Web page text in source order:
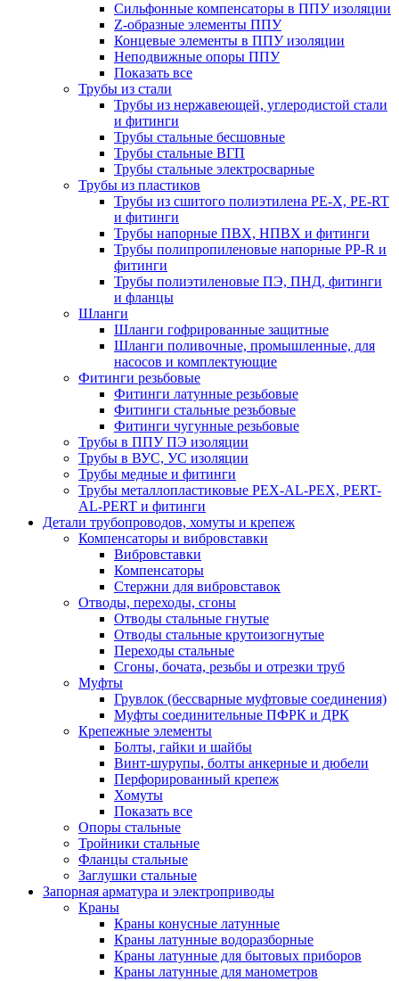
Cильфонные компенсаторы в ППУ изоляции
Z-образные элементы ППУ
Концевые элементы в ППУ изоляции
Неподвижные опоры ППУ
Показать все
Трубы из стали
Трубы из нержавеющей, углеродистой стали
и фитинги
Трубы стальные бесшовные
Трубы стальные ВГП
Трубы стальные электросварные
Трубы из пластиков
Трубы из сшитого полиэтилена PE-X, PE-RT
и фитинги
Трубы напорные ПВХ, НПВХ и фитинги
Трубы полипропиленовые напорные PP-R и
фитинги
Трубы полиэтиленовые ПЭ, ПНД, фитинги
и фланцы
Шланги
Шланги гофрированные защитные
Шланги поливочные, промышленные, для
насосов и комплектующие
Фитинги резьбовые
Фитинги латунные резьбовые
Фитинги стальные резьбовые
Фитинги чугунные резьбовые
Трубы в ППУ ПЭ изоляции
Трубы в ВУС, УС изоляции
Трубы медные и фитинги
Трубы металлопластиковые PEX-AL-PEX, PERT-
AL-PERT и фитинги
Детали трубопроводов, хомуты и крепеж
Компенсаторы и вибровставки
Вибровставки
Компенсаторы
Стержни для вибровставок
Отводы, переходы, сгоны
Отводы стальные гнутые
Отводы стальные крутоизогнутые
Переходы стальные
Сгоны, бочата, резьбы и отрезки труб
Муфты
Грувлок (бессварные муфтовые соединения)
Муфты соединительные ПФРК и ДРК
Крепежные элементы
Болты, гайки и шайбы
Винт-шурупы, болты анкерные и дюбели
Перфорированный крепеж
Хомуты
Показать все
Опоры стальные
Тройники стальные
Фланцы стальные
Заглушки стальные
Запорная арматура и электроприводы
Краны
Краны конусные латунные
Краны латунные водоразборные
Краны латунные для бытовых приборов
Краны латунные для манометров